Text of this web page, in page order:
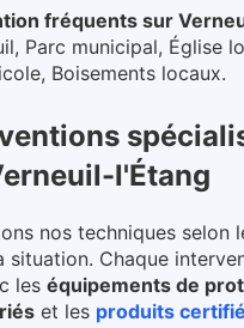
fréquents sur
Parc municipal, Église
Boisements locaux.
l'Étang
nos techniques selon
situation. Chaque
les équipements de
et les produits